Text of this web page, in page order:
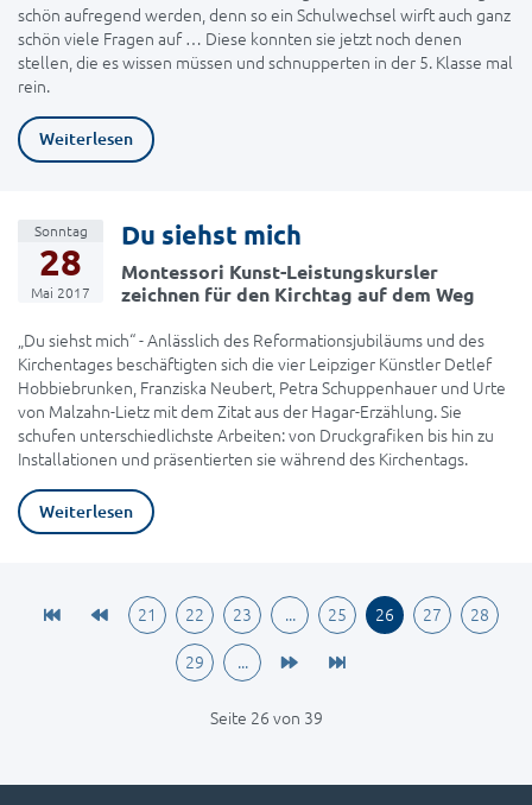
schön aufregend werden, denn so ein Schulwechsel wirft auch ganz
schön viele Fragen auf … Diese konnten sie jetzt noch denen
stellen, die es wissen müssen und schnupperten in der 5. Klasse mal
rein.
Weiterlesen
Sonntag
28
Mai 2017
Du siehst mich
Montessori Kunst-Leistungskursler
zeichnen für den Kirchtag auf dem Weg
„Du siehst mich“ - Anlässlich des Reformationsjubiläums und des
Kirchentages beschäftigten sich die vier Leipziger Künstler Detlef
Hobbiebrunken, Franziska Neubert, Petra Schuppenhauer und Urte
von Malzahn-Lietz mit dem Zitat aus der Hagar-Erzählung. Sie
schufen unterschiedlichste Arbeiten: von Druckgrafiken bis hin zu
Installationen und präsentierten sie während des Kirchentags.
Weiterlesen
21 22 23 ... 25 26 27
28
29
...
Seite 26 von 39